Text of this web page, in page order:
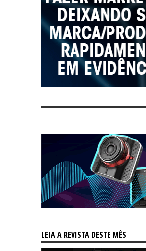
LEIA A REVISTA DESTE MÊS